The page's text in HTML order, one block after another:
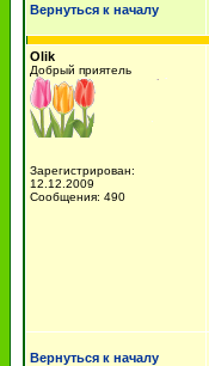
Вернуться к началу
Olik
Добрый приятель
Зарегистрирован:
12.12.2009
Сообщения: 490
Вернуться к началу